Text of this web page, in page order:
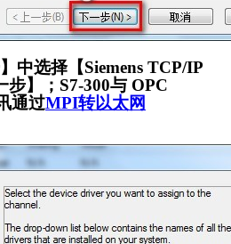
中选择【Siemens TCP/IP
】；S7-300与 OPC
通过MPI转以太网